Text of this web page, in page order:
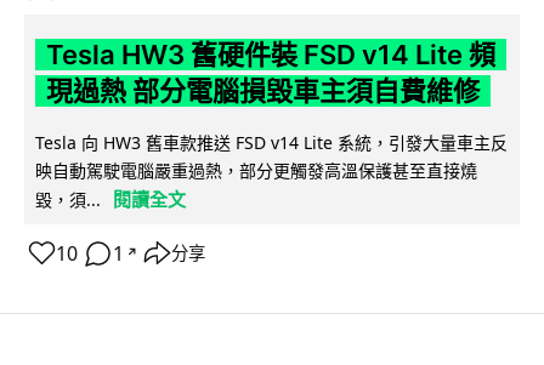
Tesla HW3 舊硬件裝 FSD v14 Lite 頻
現過熱 部分電腦損毀車主須自費維修
Tesla 向 HW3 舊車款推送 FSD v14 Lite 系統，引發大量車主反
映自動駕駛電腦嚴重過熱，部分更觸發高溫保護甚至直接燒
毀，須...
閱讀全文
10 1 ↗ 分享